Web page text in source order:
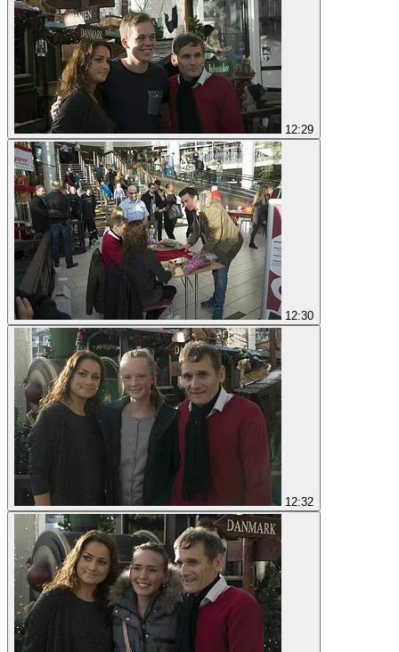
12:29
12:30
12:32